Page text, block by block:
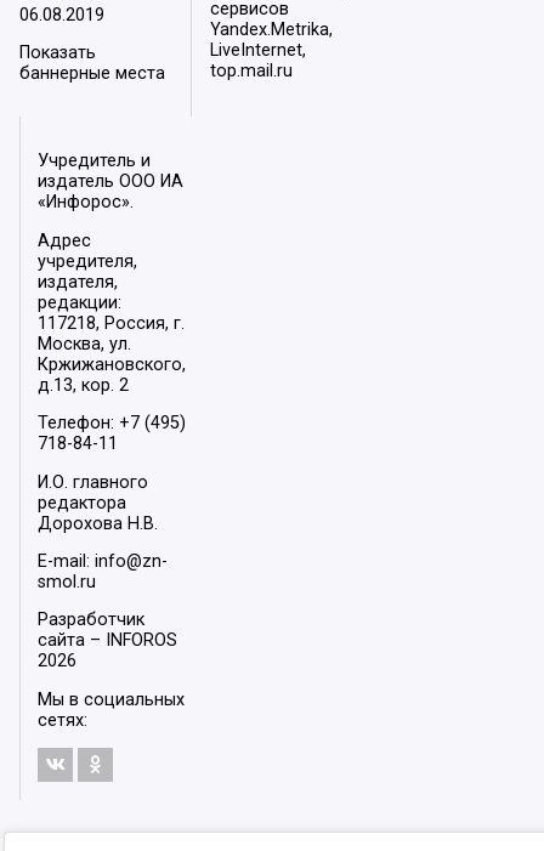
06.08.2019
Показать
баннерные места
сервисов
Yandex.Metrika,
LiveInternet,
top.mail.ru
Учредитель и
издатель ООО ИА
«Инфорос».
Адрес
учредителя,
издателя,
редакции:
117218, Россия, г.
Москва, ул.
Кржижановского,
д.13, кор. 2
Телефон: +7 (495)
718-84-11
И.О. главного
редактора
Дорохова Н.В.
E-mail: info@zn-
smol.ru
Разработчик
сайта –
INFOROS
2026
Мы в социальных
сетях: